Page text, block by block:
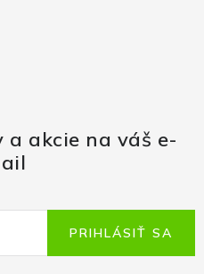
akcie na váš e-
PRIHLÁSIŤ SA